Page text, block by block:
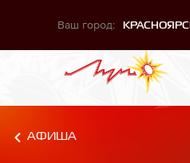
Ваш город:
АФИША